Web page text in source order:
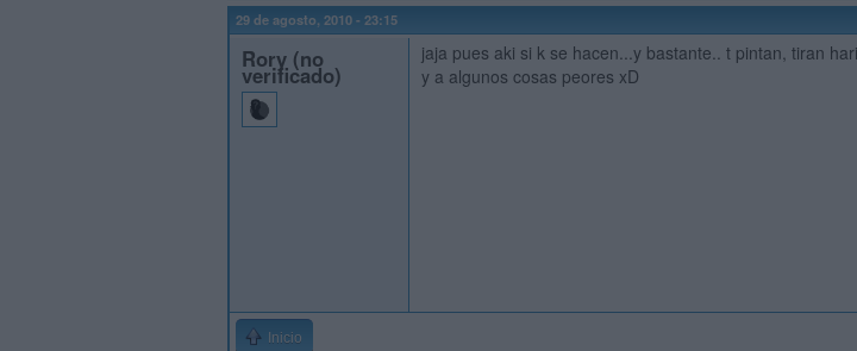
29 de agosto, 2010 - 23:15
Rory (no
verificado)
jaja pues aki si k se hacen...y bastante.. t pintan, tiran
y a algunos cosas peores xD
Inicio